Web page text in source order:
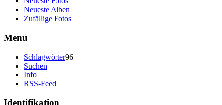
Neueste Alben
Zufällige Fotos
Menü
Schlagwörter96
Suchen
Info
RSS-Feed
Identifikation